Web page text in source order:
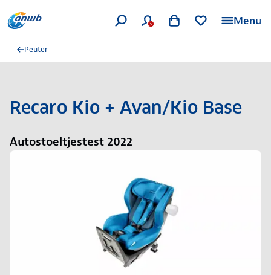
Menu
Peuter
Recaro Kio + Avan/Kio Base
Autostoeltjestest 2022